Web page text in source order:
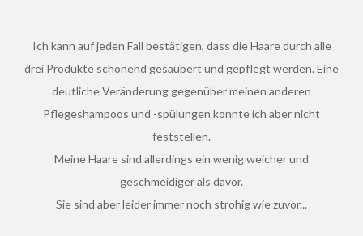
Ich kann auf jeden Fall bestätigen, dass die Haare durch alle
drei Produkte schonend gesäubert und gepflegt werden. Eine
deutliche Veränderung gegenüber meinen anderen
Pflegeshampoos und -spülungen konnte ich aber nicht
feststellen.
Meine Haare sind allerdings ein wenig weicher und
geschmeidiger als davor.
Sie sind aber leider immer noch strohig wie zuvor...